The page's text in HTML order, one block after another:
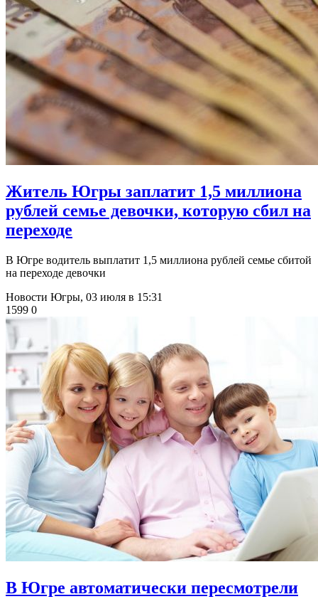
​Житель Югры заплатит 1,5 миллиона
рублей семье девочки, которую сбил на
переходе
В Югре водитель выплатит 1,5 миллиона рублей семье сбитой
на переходе девочки
Новости Югры, 03 июля в 15:31
1599 0
​В Югре автоматически пересмотрели